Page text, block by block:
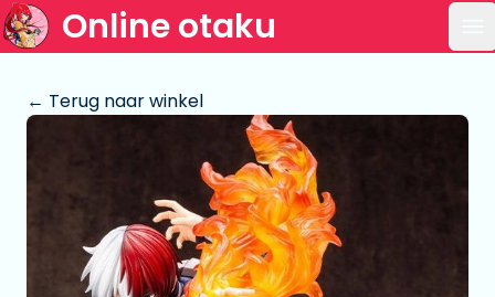
Online otaku
← Terug naar winkel